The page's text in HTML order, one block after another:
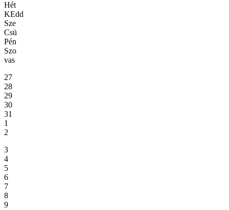
Hét
KEdd
Sze
Csü
Pén
Szo
vas
27
28
29
30
31
1
2
3
4
5
6
7
8
9